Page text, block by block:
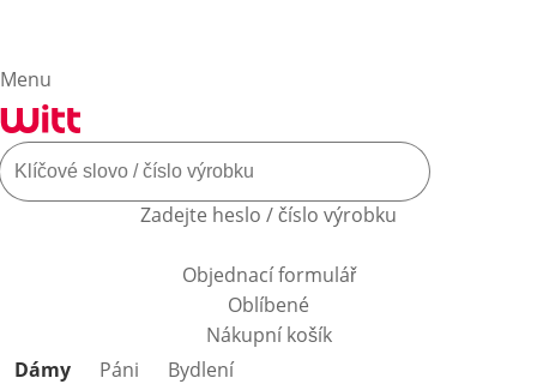
Menu
Zadejte heslo / číslo výrobku
Objednací formulář
Oblíbené
Nákupní košík
Přeskočit kategorie produktů
Dámy Páni
Bydlení